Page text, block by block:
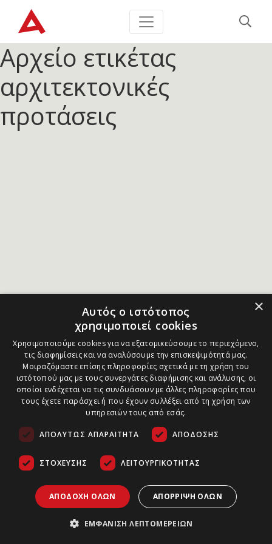
Αρχείο ετικέτας
αρχιτεκτονικές
προτάσεις
×
Αυτός ο ιστότοπος
χρησιμοποιεί cookies
Χρησιμοποιούμε cookies για να εξατομικεύσουμε το περιεχόμενο,
τις διαφημίσεις και να αναλύσουμε την επισκεψιμότητά μας.
Μοιραζόμαστε επίσης πληροφορίες σχετικά με τη χρήση του
ιστότοπού μας με τους συνεργάτες διαφήμισης και ανάλυσης, οι
οποίοι ενδέχεται να τις συνδυάσουν με άλλες πληροφορίες που
τους έχετε παράσχει ή που έχουν συλλέξει από τη χρήση των
υπηρεσιών τους από εσάς.
ΑΠΟΛΎΤΩΣ ΑΠΑΡΑΊΤΗΤΑ ΑΠΌΔΟΣΗΣ
ΣΤΌΧΕΥΣΗΣ ΛΕΙΤΟΥΡΓΙΚΌΤΗΤΑΣ
ΑΠΟΔΟΧΉ ΌΛΩΝ ΑΠΌΡΡΙΨΗ ΌΛΩΝ
ΕΜΦΆΝΙΣΗ ΛΕΠΤΟΜΕΡΕΙΏΝ